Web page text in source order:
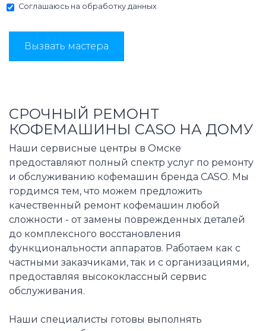
Соглашаюсь на обработку данных
Вызвать мастера
СРОЧНЫЙ РЕМОНТ
КОФЕМАШИНЫ CASO НА ДОМУ
Наши сервисные центры в Омске
предоставляют полный спектр услуг по ремонту
и обслуживанию кофемашин бренда CASO. Мы
гордимся тем, что можем предложить
качественный ремонт кофемашин любой
сложности - от замены поврежденных деталей
до комплексного восстановления
функциональности аппаратов. Работаем как с
частными заказчиками, так и с организациями,
предоставляя высококлассный сервис
обслуживания.
Наши специалисты готовы выполнять